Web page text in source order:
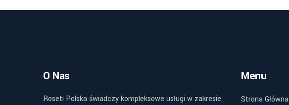
O Nas
Roseti Polska świadczy kompleksowe usługi w zakresie
Menu
Strona Główna